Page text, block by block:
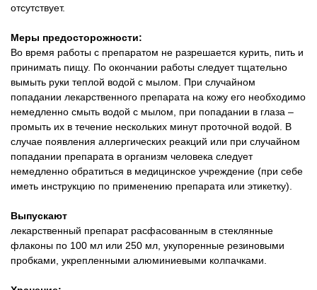
отсутствует.
Меры предосторожности:
Во время работы с препаратом не разрешается курить, пить и
принимать пищу. По окончании работы следует тщательно
вымыть руки теплой водой с мылом. При случайном
попадании лекарственного препарата на кожу его необходимо
немедленно смыть водой с мылом, при попадании в глаза –
промыть их в течение нескольких минут проточной водой. В
случае появления аллергических реакций или при случайном
попадании препарата в организм человека следует
немедленно обратиться в медицинское учреждение (при себе
иметь инструкцию по применению препарата или этикетку).
Выпускают
лекарственный препарат расфасованным в стеклянные
флаконы по 100 мл или 250 мл, укупоренные резиновыми
пробками, укрепленными алюминиевыми колпачками.